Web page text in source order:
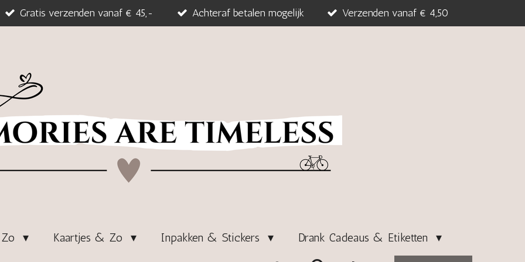
Gratis verzenden vanaf € 45,- Achteraf betalen mogelijk Verzenden vanaf € 4,50
Kaartjes & Zo Inpakken & Stickers Drank Cadeaus & Etiketten